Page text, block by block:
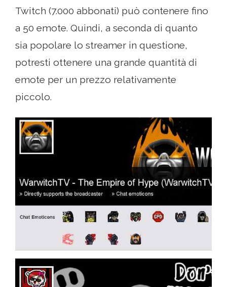
Twitch (7.000 abbonati) può contenere fino
a 50 emote. Quindi, a seconda di quanto
sia popolare lo streamer in questione,
potresti ottenere una grande quantità di
emote per un prezzo relativamente
piccolo.